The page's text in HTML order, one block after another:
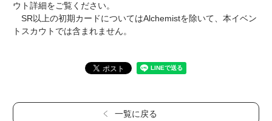
ウト詳細をご覧ください。
SR以上の初期カードについてはAlchemistを除いて、本イベン
トスカウトでは含まれません。
一覧に戻る